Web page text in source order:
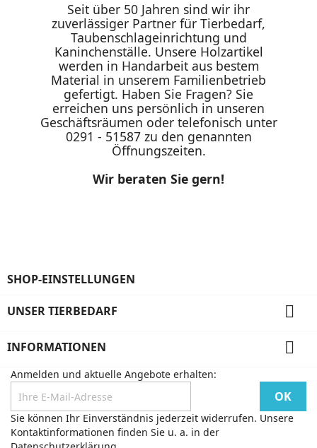
Seit über 50 Jahren sind wir ihr
zuverlässiger Partner für Tierbedarf,
Taubenschlageinrichtung und
Kaninchenställe. Unsere Holzartikel
werden in Handarbeit aus bestem
Material in unserem Familienbetrieb
gefertigt. Haben Sie Fragen? Sie
erreichen uns persönlich in unseren
Geschäftsräumen oder telefonisch unter
0291 - 51587 zu den genannten
Öffnungszeiten.
Wir beraten Sie gern!
SHOP-EINSTELLUNGEN
UNSER TIERBEDARF 
INFORMATIONEN 
Anmelden und aktuelle Angebote erhalten:
Sie können Ihr Einverständnis jederzeit widerrufen. Unsere
Kontaktinformationen finden Sie u. a. in der